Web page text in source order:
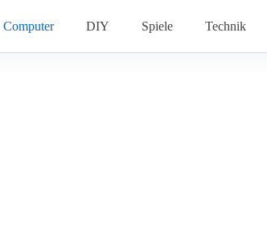
Computer DIY Spiele Technik